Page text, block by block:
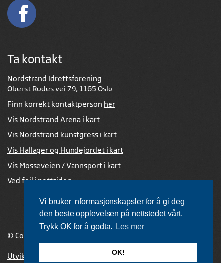
Vi bruker informasjonskapsler for å gi deg
den beste opplevelsen på nettstedet vårt.
Trykk OK for å godta.
Les mer
OK!
Ta kontakt
Nordstrand Idrettsforening
Oberst Rodes vei 79, 1165 Oslo
Finn korrekt kontaktperson her
Vis Nordstrand Arena i kart
Vis Nordstrand kunstgress i kart
Vis Hallager og Hundejordet i kart
Vis Mosseveien / Vannsport i kart
Ved feil i nettsiden
© Copyright 2026 |
Utviklet av Netlab publiseres med eRedaktør